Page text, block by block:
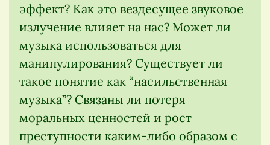
эффект? Как это вездесущее звуковое
излучение влияет на нас? Может ли
музыка использоваться для
манипулирования? Существует ли
такое понятие как “насильственная
музыка”? Связаны ли потеря
моральных ценностей и рост
преступности каким-либо образом с